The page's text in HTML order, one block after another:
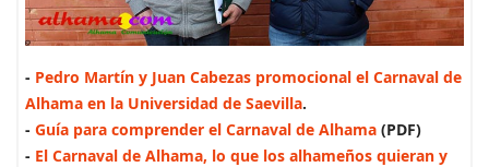
- Pedro Martín y Juan Cabezas promocional el Carnaval de
Alhama en la Universidad de Saevilla.
- Guía para comprender el Carnaval de Alhama (PDF)
- El Carnaval de Alhama, lo que los alhameños quieran y